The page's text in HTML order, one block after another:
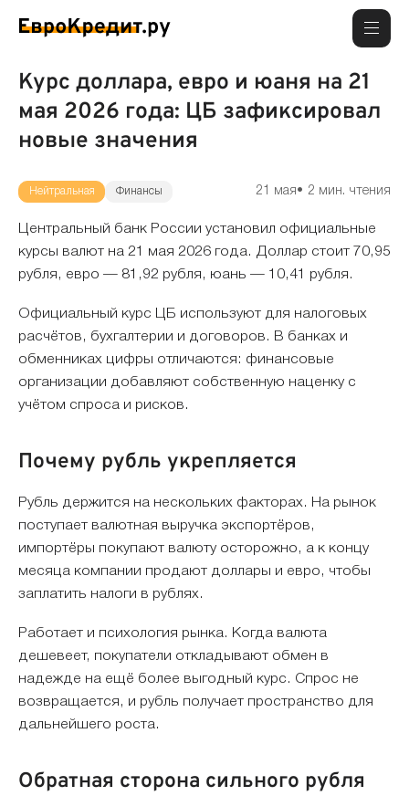
Курс доллара, евро и юаня на 21
мая 2026 года: ЦБ зафиксировал
новые значения
Нейтральная Финансы 21 мая 2 мин. чтения
Центральный банк России установил официальные
курсы валют на 21 мая 2026 года. Доллар стоит 70,95
рубля, евро — 81,92 рубля, юань — 10,41 рубля.
Официальный курс ЦБ используют для налоговых
расчётов, бухгалтерии и договоров. В банках и
обменниках цифры отличаются: финансовые
организации добавляют собственную наценку с
учётом спроса и рисков.
Почему рубль укрепляется
Рубль держится на нескольких факторах. На рынок
поступает валютная выручка экспортёров,
импортёры покупают валюту осторожно, а к концу
месяца компании продают доллары и евро, чтобы
заплатить налоги в рублях.
Работает и психология рынка. Когда валюта
дешевеет, покупатели откладывают обмен в
надежде на ещё более выгодный курс. Спрос не
возвращается, и рубль получает пространство для
дальнейшего роста.
Обратная сторона сильного рубля